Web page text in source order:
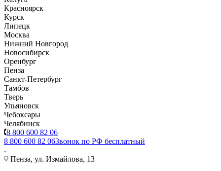
Красноярск
Курск
Липецк
Москва
Нижний Новгород
Новосибирск
Оренбург
Пенза
Санкт-Петербург
Тамбов
Тверь
Ульяновск
Чебоксары
Челябинск
8 800 600 82 06
8 800 600 82 06Звонок по РФ бесплатный
Пенза, ул. Измайлова, 13